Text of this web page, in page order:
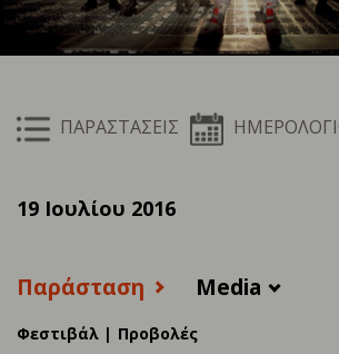
ΠΑΡΑΣΤΑΣΕΙΣ
19 Ιουλίου 2016
Παράσταση Media
Φεστιβάλ | Προβολές